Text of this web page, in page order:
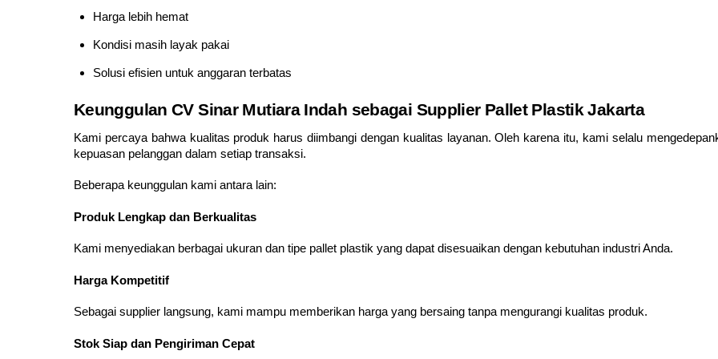
Harga lebih hemat
Kondisi masih layak pakai
Solusi efisien untuk anggaran terbatas
Keunggulan CV Sinar Mutiara Indah sebagai Supplier Pallet Plastik Jakarta
Kami percaya bahwa kualitas produk harus diimbangi dengan kualitas layanan. Oleh karena itu, kami selalu
kepuasan pelanggan dalam setiap transaksi.
Beberapa keunggulan kami antara lain:
Produk Lengkap dan Berkualitas
Kami menyediakan berbagai ukuran dan tipe pallet plastik yang dapat disesuaikan dengan kebutuhan industri Anda.
Harga Kompetitif
Sebagai supplier langsung, kami mampu memberikan harga yang bersaing tanpa mengurangi kualitas produk.
Stok Siap dan Pengiriman Cepat